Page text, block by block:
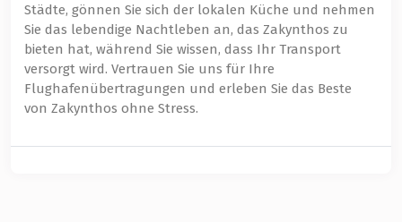
Städte, gönnen Sie sich der lokalen Küche und nehmen
Sie das lebendige Nachtleben an, das Zakynthos zu
bieten hat, während Sie wissen, dass Ihr Transport
versorgt wird. Vertrauen Sie uns für Ihre
Flughafenübertragungen und erleben Sie das Beste
von Zakynthos ohne Stress.